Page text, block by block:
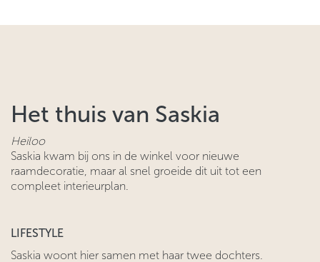
Het thuis van Saskia
Heiloo
Saskia kwam bij ons in de winkel voor nieuwe
raamdecoratie, maar al snel groeide dit uit tot een
compleet interieurplan.
LIFESTYLE
Saskia woont hier samen met haar twee dochters.